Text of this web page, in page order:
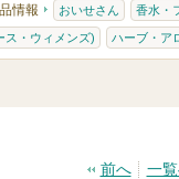
情報 おいせさん 香水・
ス・ウィメンズ) ハーブ・ア
前へ 一